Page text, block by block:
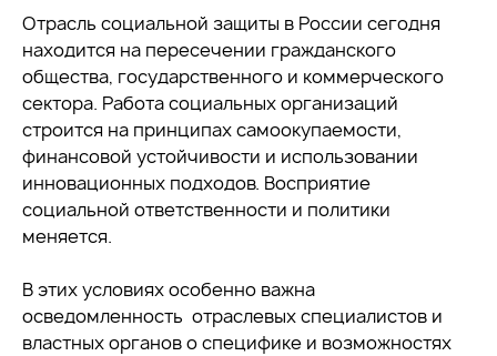
Отрасль социальной защиты в России сегодня
находится на пересечении гражданского
общества, государственного и коммерческого
сектора. Работа социальных организаций
строится на принципах самоокупаемости,
финансовой устойчивости и использовании
инновационных подходов. Восприятие
социальной ответственности и политики
меняется.
В этих условиях особенно важна
осведомленность отраслевых специалистов и
властных органов о специфике и возможностях